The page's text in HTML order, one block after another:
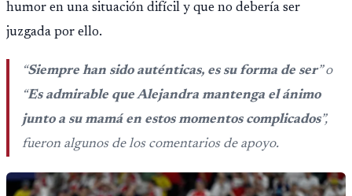
humor en una situación difícil y que no debería ser
juzgada por ello.
“Siempre han sido auténticas, es su forma de ser” o
“Es admirable que Alejandra mantenga el ánimo
junto a su mamá en estos momentos complicados”,
fueron algunos de los comentarios de apoyo.